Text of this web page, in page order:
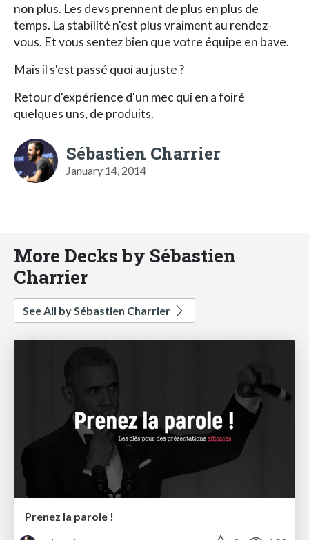
non plus. Les devs prennent de plus en plus de
temps. La stabilité n'est plus vraiment au rendez-
vous. Et vous sentez bien que votre équipe en bave.
Mais il s'est passé quoi au juste ?
Retour d'expérience d'un mec qui en a foiré
quelques uns, de produits.
Sébastien Charrier
January 14, 2014
More Decks by Sébastien
Charrier
See All by Sébastien Charrier
Prenez la parole !